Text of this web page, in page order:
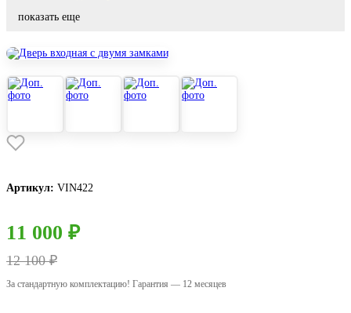
показать еще
Артикул: VIN422
11 000 ₽
12 100 ₽
За стандартную комплектацию! Гарантия — 12 месяцев